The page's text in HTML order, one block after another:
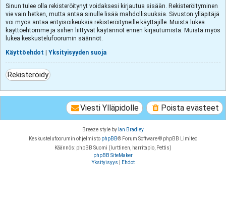
Sinun tulee olla rekisteröitynyt voidaksesi kirjautua sisään. Rekisteröityminen
vie vain hetken, mutta antaa sinulle lisää mahdollisuuksia. Sivuston ylläpitäjä
voi myös antaa erityisoikeuksia rekisteröityneille käyttäjille. Muista lukea
käyttöehtomme ja siihen liittyvät käytännöt ennen kirjautumista. Muista myös
lukea keskustelufoorumin säännöt.
Käyttöehdot
Yksityisyyden suoja
Rekisteröidy
Poista evästeet
Viesti Ylläpidolle
Breeze style by Ian Bradley
Keskustelufoorumin ohjelmisto phpBB® Forum Software © phpBB Limited
Käännös: phpBB Suomi (lurttinen, harritapio, Pettis)
phpBB SiteMaker
Yksityisyys
Ehdot